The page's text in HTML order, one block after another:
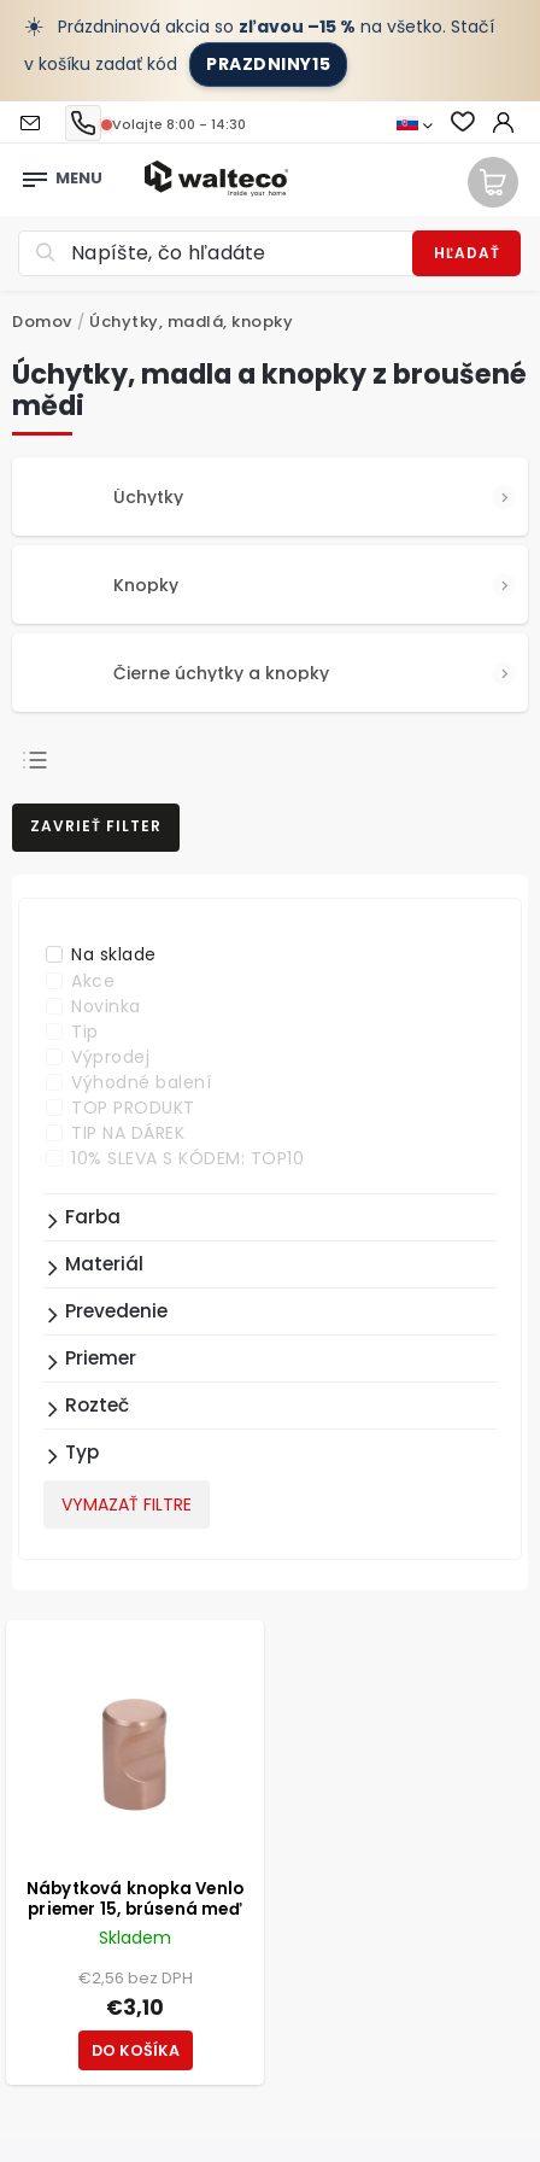
☀️ Prázdninová akcia so zľavou –15 % na všetko. Stačí
v košíku zadať kód
PRAZDNINY15
Volajte 8:00 - 14:30
HĽADAŤ
Domov / Úchytky, madlá, knopky
Úchytky, madla a knopky z broušené
mědi
Úchytky
Knopky
Čierne úchytky a knopky
NAJPREDÁVANEJŠIE
NAJLACNEJŠIE
ZAVRIEŤ FILTER
Na sklade
Akce
Novinka
Tip
Výprodej
Výhodné balení
TOP PRODUKT
TIP NA DÁREK
10% SLEVA S KÓDEM: TOP10
Farba
Materiál
Prevedenie
Priemer
Rozteč
Typ
VYMAZAŤ FILTRE
Nábytková knopka Venlo
priemer 15, brúsená meď
Skladem
€2,56 bez DPH
€3,10
DO KOŠÍKA